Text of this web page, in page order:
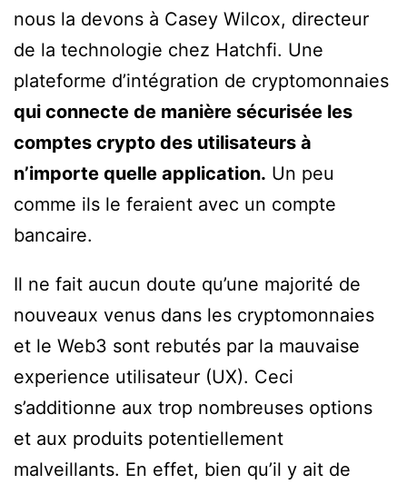
nous la devons à Casey Wilcox, directeur
de la technologie chez Hatchfi. Une
plateforme d’intégration de cryptomonnaies
qui connecte de manière sécurisée les
comptes crypto des utilisateurs à
n’importe quelle application. Un peu
comme ils le feraient avec un compte
bancaire.
Il ne fait aucun doute qu’une majorité de
nouveaux venus dans les cryptomonnaies
et le Web3 sont rebutés par la mauvaise
experience utilisateur (UX). Ceci
s’additionne aux trop nombreuses options
et aux produits potentiellement
malveillants. En effet, bien qu’il y ait de